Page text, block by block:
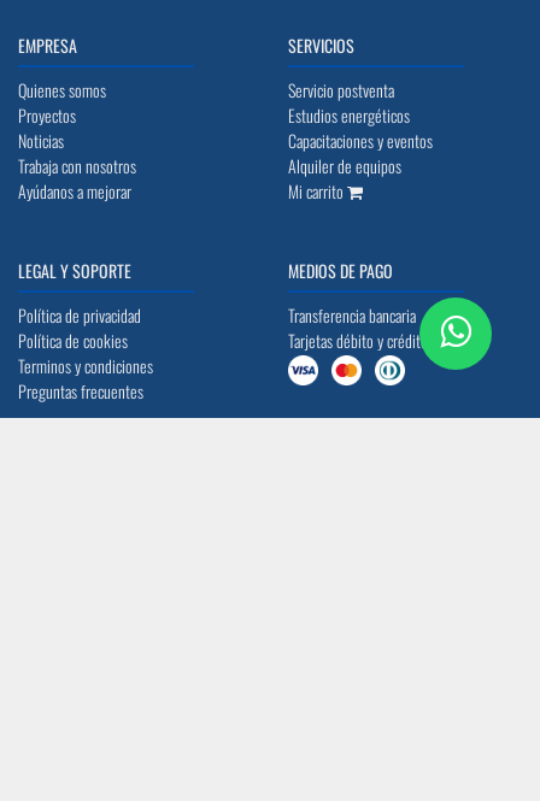
EMPRESA
Quienes somos
Proyectos
Noticias
Trabaja con nosotros
Ayúdanos a mejorar
SERVICIOS
Servicio postventa
Estudios energéticos
Capacitaciones y eventos
Alquiler de equipos
Mi carrito
LEGAL Y SOPORTE
Política de privacidad
Política de cookies
Terminos y condiciones
Preguntas frecuentes
MEDIOS DE PAGO
Transferencia bancaria
Tarjetas débito y crédito